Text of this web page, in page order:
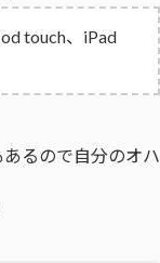
touch、iPad
るので自分のオハ